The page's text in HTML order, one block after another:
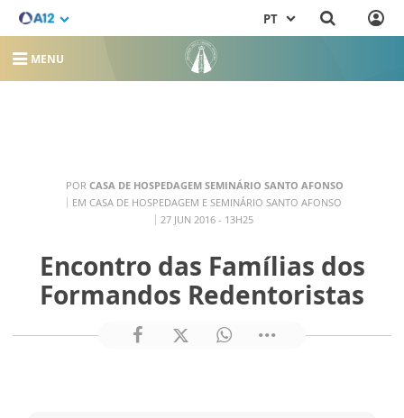
PT
MENU
POR CASA DE HOSPEDAGEM SEMINÁRIO SANTO AFONSO
EM CASA DE HOSPEDAGEM E SEMINÁRIO SANTO AFONSO
27 JUN 2016 - 13H25
Encontro das Famílias dos
Formandos Redentoristas